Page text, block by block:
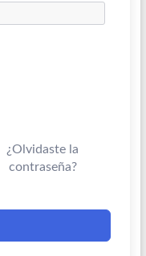
¿Olvidaste la
contraseña?